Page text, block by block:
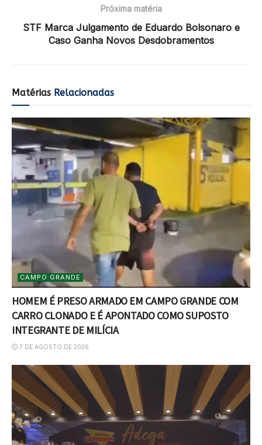
Próxima matéria
STF Marca Julgamento de Eduardo Bolsonaro e
Caso Ganha Novos Desdobramentos
Matérias Relacionadas
CAMPO GRANDE
HOMEM É PRESO ARMADO EM CAMPO GRANDE COM
CARRO CLONADO E É APONTADO COMO SUPOSTO
INTEGRANTE DE MILÍCIA
7 DE AGOSTO DE 2026